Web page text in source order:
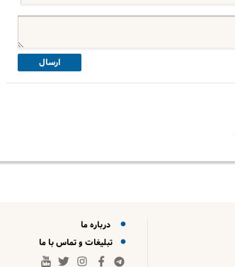
ارسال
درباره ما
تبلیغات و تماس با ما